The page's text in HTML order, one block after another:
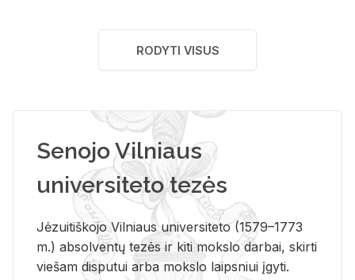
RODYTI VISUS
Senojo Vilniaus
universiteto tezės
Jėzuitiškojo Vilniaus universiteto (1579–1773
m.) absolventų tezės ir kiti mokslo darbai, skirti
viešam disputui arba mokslo laipsniui įgyti.